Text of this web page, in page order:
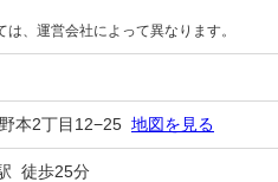
、運営会社によって異なります。
本2丁目12−25 地図を見る
徒歩25分